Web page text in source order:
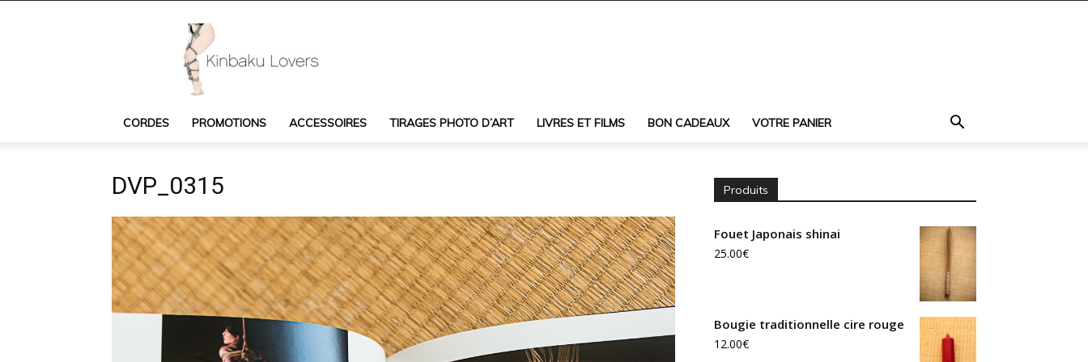
:
accessoires
CORDES PROMOTIONS ACCESSOIRES TIRAGES PHOTO D’ART LIVRES ET FILMS BON CADEAUX VOTRE PANIER
DVP_0315 Produits
Fouet Japonais shinai
25.00€
Bougie traditionnelle cire rouge
12.00€